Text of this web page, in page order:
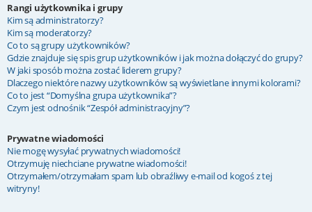
Rangi użytkownika i grupy
Kim są administratorzy?
Kim są moderatorzy?
Co to są grupy użytkowników?
Gdzie znajduje się spis grup użytkowników i jak można dołączyć do grupy?
W jaki sposób można zostać liderem grupy?
Dlaczego niektóre nazwy użytkowników są wyświetlane innymi kolorami?
Co to jest “Domyślna grupa użytkownika”?
Czym jest odnośnik “Zespół administracyjny”?
Prywatne wiadomości
Nie mogę wysyłać prywatnych wiadomości!
Otrzymuję niechciane prywatne wiadomości!
Otrzymałem/otrzymałam spam lub obraźliwy e-mail od kogoś z tej
witryny!